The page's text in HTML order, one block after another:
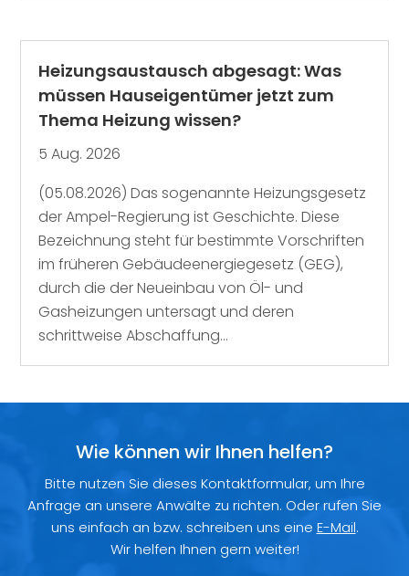
Heizungsaustausch abgesagt: Was
müssen Hauseigentümer jetzt zum
Thema Heizung wissen?
5 Aug. 2026
(05.08.2026) Das sogenannte Heizungsgesetz
der Ampel-Regierung ist Geschichte. Diese
Bezeichnung steht für bestimmte Vorschriften
im früheren Gebäudeenergiegesetz (GEG),
durch die der Neueinbau von Öl- und
Gasheizungen untersagt und deren
schrittweise Abschaffung...
Wie können wir Ihnen helfen?
Bitte nutzen Sie dieses Kontaktformular, um Ihre
Anfrage an unsere Anwälte zu richten. Oder rufen Sie
uns einfach an bzw. schreiben uns eine E-Mail.
Wir helfen Ihnen gern weiter!